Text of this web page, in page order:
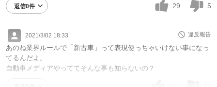
返信0件 29 5
2021/3/02 18:33 違反報告
あのね業界ルールで「新古車」って表現使っちゃいけない事になっ
てるんだよ。
自動車メディアやっててそんな事も知らないの？